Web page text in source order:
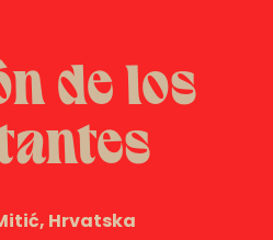
de los
Hrvatska